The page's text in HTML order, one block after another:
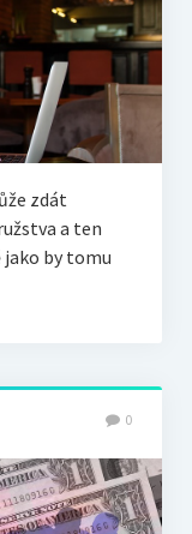
zdát
a ten
jako by tomu
0